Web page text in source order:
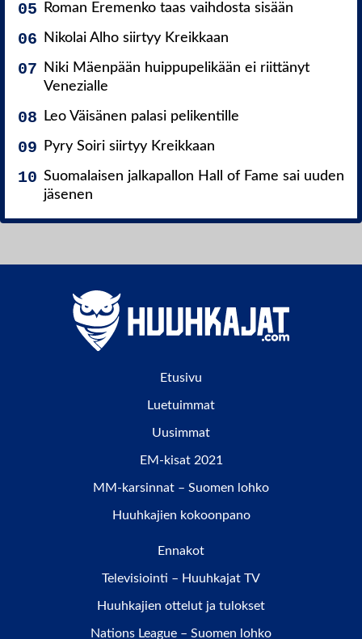
Roman Eremenko taas vaihdosta sisään
Nikolai Alho siirtyy Kreikkaan
Niki Mäenpään huippupelikään ei riittänyt
Venezialle
Leo Väisänen palasi pelikentille
Pyry Soiri siirtyy Kreikkaan
Suomalaisen jalkapallon Hall of Fame sai uuden
jäsenen
Etusivu
Luetuimmat
Uusimmat
EM-kisat 2021
MM-karsinnat – Suomen lohko
Huuhkajien kokoonpano
Ennakot
Televisiointi – Huuhkajat TV
Huuhkajien ottelut ja tulokset
Nations League – Suomen lohko